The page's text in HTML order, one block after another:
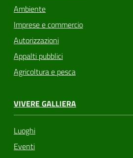
Ambiente
Imprese e commercio
Autorizzazioni
Appalti pubblici
Agricoltura e pesca
VIVERE GALLIERA
Luoghi
Eventi